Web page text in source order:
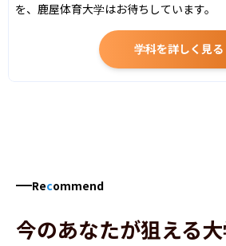
を、鹿屋体育大学はお待ちしています。
学科を詳しく見る
Recommend
今のあなたが狙える